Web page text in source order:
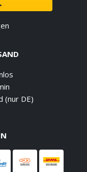
(nur DE)